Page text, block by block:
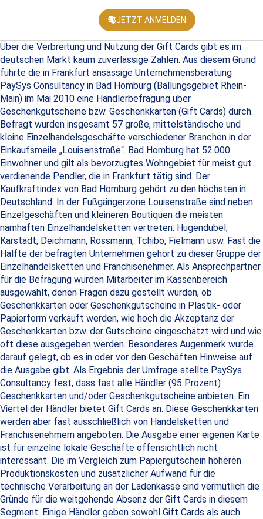
JETZT ANMELDEN
Über die Verbreitung und Nutzung der Gift Cards gibt es im
deutschen Markt kaum zuverlässige Zahlen. Aus diesem Grund
führte die in Frankfurt ansässige Unternehmensberatung
PaySys Consultancy in Bad Homburg (Ballungsgebiet Rhein-
Main) im Mai 2010 eine Händlerbefragung über
Geschenkgutscheine bzw. Geschenkkarten (Gift Cards) durch.
Befragt wurden insgesamt 57 große, mittelständische und
kleine Einzelhandelsgeschäfte verschiedener Branchen in der
Einkaufsmeile „Louisenstraße“. Bad Homburg hat 52.000
Einwohner und gilt als bevorzugtes Wohngebiet für meist gut
verdienende Pendler, die in Frankfurt tätig sind. Der
Kaufkraftindex von Bad Homburg gehört zu den höchsten in
Deutschland. In der Fußgängerzone Louisenstraße sind neben
Einzelgeschäften und kleineren Boutiquen die meisten
namhaften Einzelhandelsketten vertreten: Hugendubel,
Karstadt, Deichmann, Rossmann, Tchibo, Fielmann usw. Fast die
Hälfte der befragten Unternehmen gehört zu dieser Gruppe der
Einzelhandelsketten und Franchisenehmer. Als Ansprechpartner
für die Befragung wurden Mitarbeiter im Kassenbereich
ausgewählt, denen Fragen dazu gestellt wurden, ob
Geschenkkarten oder Geschenkgutscheine in Plastik- oder
Papierform verkauft werden, wie hoch die Akzeptanz der
Geschenkkarten bzw. der Gutscheine eingeschätzt wird und wie
oft diese ausgegeben werden. Besonderes Augenmerk wurde
darauf gelegt, ob es in oder vor den Geschäften Hinweise auf
die Ausgabe gibt. Als Ergebnis der Umfrage stellte PaySys
Consultancy fest, dass fast alle Händler (95 Prozent)
Geschenkkarten und/oder Geschenkgutscheine anbieten. Ein
Viertel der Händler bietet Gift Cards an. Diese Geschenkkarten
werden aber fast ausschließlich von Handelsketten und
Franchisenehmern angeboten. Die Ausgabe einer eigenen Karte
ist für einzelne lokale Geschäfte offensichtlich nicht
interessant. Die im Vergleich zum Papiergutschein höheren
Produktionskosten und zusätzlicher Aufwand für die
technische Verarbeitung an der Ladenkasse sind vermutlich die
Gründe für die weitgehende Absenz der Gift Cards in diesem
Segment. Einige Händler geben sowohl Gift Cards als auch